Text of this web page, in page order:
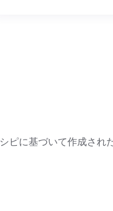
ピに基づいて作成され